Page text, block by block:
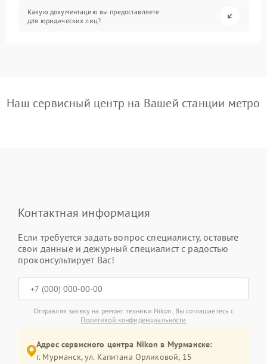
Какую документацию вы предоставляете
для юридических лиц?
Наш сервисный центр на Вашей станции метро
Контактная информация
Если требуется задать вопрос специалисту, оставьте
свои данные и дежурный специалист с радостью
проконсультирует Вас!
Отправляя заявку на ремонт техники Nikon, Вы соглашаетесь с
Политикой конфиденциальности
Адрес сервисного центра Nikon в Мурманске:
г. Мурманск, ул. Капитана Орликовой, 15